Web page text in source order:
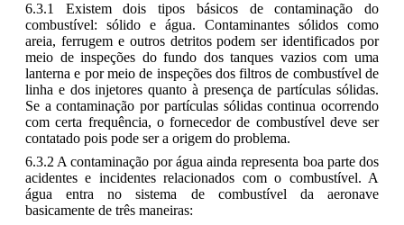
6.3.1 Existem dois tipos básicos de contaminação do
combustível: sólido e água. Contaminantes sólidos como
areia, ferrugem e outros detritos podem ser identificados por
meio de inspeções do fundo dos tanques vazios com uma
lanterna e por meio de inspeções dos filtros de combustível de
linha e dos injetores quanto à presença de partículas sólidas.
Se a contaminação por partículas sólidas continua ocorrendo
com certa frequência, o fornecedor de combustível deve ser
contatado pois pode ser a origem do problema.
6.3.2 A contaminação por água ainda representa boa parte dos
acidentes e incidentes relacionados com o combustível. A
água entra no sistema de combustível da aeronave
basicamente de três maneiras: